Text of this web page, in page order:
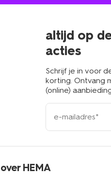
in
altijd op
acties
Schrijf je in voor
korting. Ontvang
(online)
e-
mailadres
over HEMA